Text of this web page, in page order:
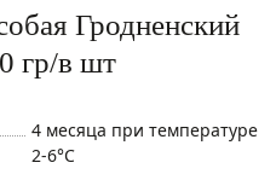
Гродненский
гр/в шт
4 месяца при температуре
2-6°С